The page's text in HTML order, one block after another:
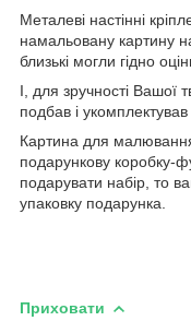
Металеві настінні
намальовану картину
близькі могли гідно
І, для зручності Вашої
подбав і
Картина для
подарункову коробку-
подарувати набір, то
упаковку подарунка.
Приховати